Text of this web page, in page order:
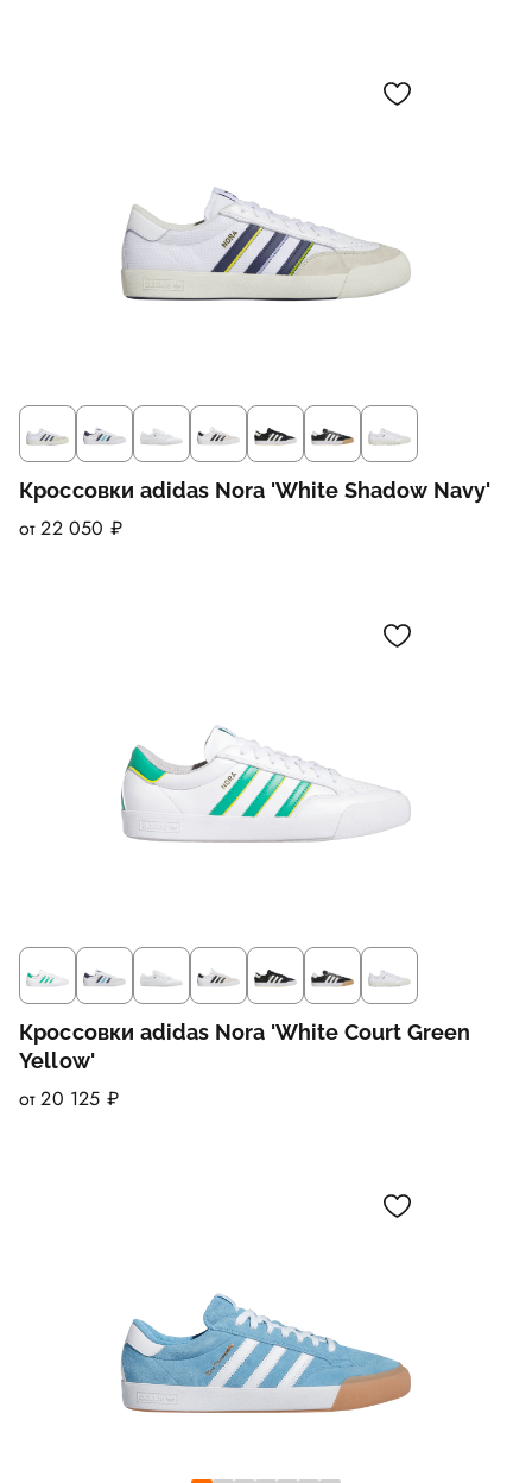
Кроссовки adidas Nora 'White Shadow Navy'
от 22 050 ₽
Кроссовки adidas Nora 'White Court Green
Yellow'
от 20 125 ₽